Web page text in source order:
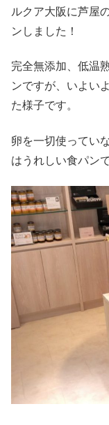
ルクア大阪に芦屋
ンしました！
完全無添加、低温
ンですが、いよい
た様子です。
卵を一切使ってい
はうれしい食パンで